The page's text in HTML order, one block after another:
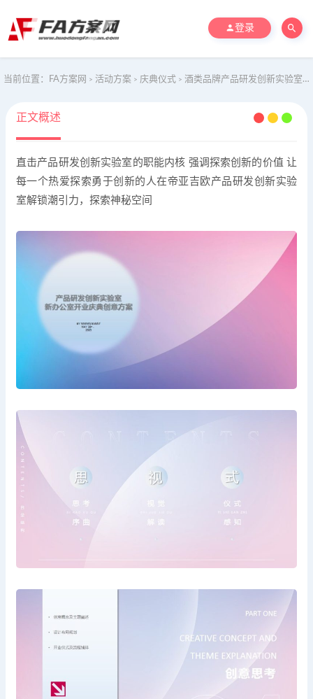
登录
当前位置： FA方案网 > 活动方案 > 庆典仪式 > 酒类品牌产品研发创新实验室新办公室开业庆典活动方案
正文概述
直击产品研发创新实验室的职能内核 强调探索创新的价值 让
每一个热爱探索勇于创新的人在帝亚吉欧产品研发创新实验
室解锁潮引力，探索神秘空间